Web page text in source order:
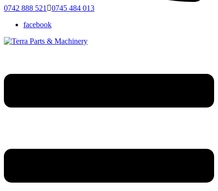
0742 888 521
0745 484 013
facebook